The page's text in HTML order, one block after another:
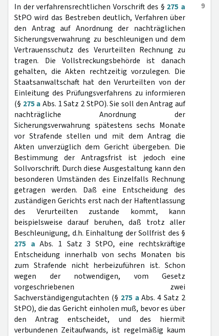
9
In der verfahrensrechtlichen Vorschrift des § 275 a
StPO wird das Bestreben deutlich, Verfahren über
den Antrag auf Anordnung der nachträglichen
Sicherungsverwahrung zu beschleunigen und dem
Vertrauensschutz des Verurteilten Rechnung zu
tragen. Die Vollstreckungsbehörde ist danach
gehalten, die Akten rechtzeitig vorzulegen. Die
Staatsanwaltschaft hat den Verurteilten von der
Einleitung des Prüfungsverfahrens zu informieren
(§ 275 a Abs. 1 Satz 2 StPO). Sie soll den Antrag auf
nachträgliche Anordnung der
Sicherungsverwahrung spätestens sechs Monate
vor Strafende stellen und mit dem Antrag die
Akten unverzüglich dem Gericht übergeben. Die
Bestimmung der Antragsfrist ist jedoch eine
Sollvorschrift. Durch diese Ausgestaltung kann den
besonderen Umständen des Einzelfalls Rechnung
getragen werden. Daß eine Entscheidung des
zuständigen Gerichts erst nach der Haftentlassung
des Verurteilten zustande kommt, kann
beispielsweise darauf beruhen, daß trotz aller
Beschleunigung, d.h. Einhaltung der Sollfrist des §
275 a Abs. 1 Satz 3 StPO, eine rechtskräftige
Entscheidung innerhalb von sechs Monaten bis
zum Strafende nicht herbeizuführen ist. Schon
wegen der notwendigen, vom Gesetz
vorgeschriebenen zwei
Sachverständigengutachten (§ 275 a Abs. 4 Satz 2
StPO), die das Gericht einholen muß, bevor es über
den Antrag entscheidet, und des hiermit
verbundenen Zeitaufwands, ist regelmäßig kaum